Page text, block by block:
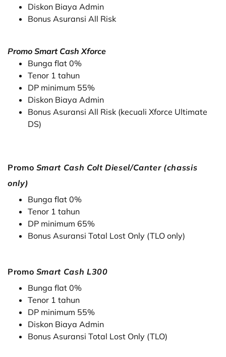
Diskon Biaya Admin
Bonus Asuransi All Risk
Promo Smart Cash Xforce
Bunga flat 0%
Tenor 1 tahun
DP minimum 55%
Diskon Biaya Admin
Bonus Asuransi All Risk (kecuali Xforce Ultimate
DS)
Promo Smart Cash Colt Diesel/Canter (chassis
only)
Bunga flat 0%
Tenor 1 tahun
DP minimum 65%
Bonus Asuransi Total Lost Only (TLO only)
Promo Smart Cash L300
Bunga flat 0%
Tenor 1 tahun
DP minimum 55%
Diskon Biaya Admin
Bonus Asuransi Total Lost Only (TLO)